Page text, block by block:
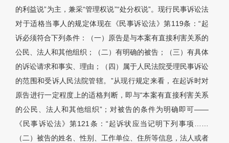
的利益说”为主，兼采“管理权说”“处分权说”。现行民事诉讼法
对于适格当事人的规定体现在《民事诉讼法》第119条：“起
诉必须符合下列条件：（一）原告是与本案有直接利害关系的
公民、法人和其他组织；（二）有明确的被告；（三）有具体
的诉讼请求和事实、理由；（四）属于人民法院受理民事诉讼
的范围和受诉人民法院管辖。”从现行规定来看，在起诉时对
原告进行一定程度上的适格判断，即与“本案有直接利害关系
的公民、法人和其他组织”；对被告的条件为明确即可——
《民事诉讼法》第121条：“起诉状应当记明下列事项……
（二）被告的姓名、性别、工作单位、住所等信息，法人或者